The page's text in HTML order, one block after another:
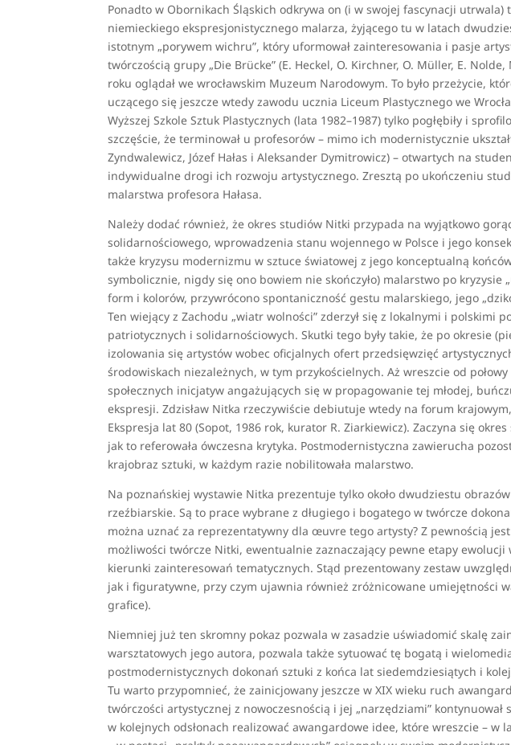
Ponadto w Obornikach Śląskich odkrywa on (i w swojej fascynacji
niemieckiego ekspresjonistycznego malarza, żyjącego tu w latach
istotnym „porywem wichru”, który uformował zainteresowania i pasje
twórczością grupy „Die Brücke” (E. Heckel, O. Kirchner, O. Müller, E.
roku oglądał we wrocławskim Muzeum Narodowym. To było przeżycie,
uczącego się jeszcze wtedy zawodu ucznia Liceum Plastycznego we
Wyższej Szkole Sztuk Plastycznych (lata 1982–1987) tylko pogłębiły i
szczęście, że terminował u profesorów – mimo ich modernistycznie
Zyndwalewicz, Józef Hałas i Aleksander Dymitrowicz) – otwartych na
indywidualne drogi ich rozwoju artystycznego. Zresztą po ukończeniu
malarstwa profesora Hałasa.
Należy dodać również, że okres studiów Nitki przypada na wyjątkowo
solidarnościowego, wprowadzenia stanu wojennego w Polsce i jego
także kryzysu modernizmu w sztuce światowej z jego konceptualną
symbolicznie, nigdy się ono bowiem nie skończyło) malarstwo po kryzysie
form i kolorów, przywrócono spontaniczność gestu malarskiego, jego
Ten wiejący z Zachodu „wiatr wolności” zderzył się z lokalnymi i polskimi
patriotycznych i solidarnościowych. Skutki tego były takie, że po okresie
izolowania się artystów wobec oficjalnych ofert przedsięwzięć
środowiskach niezależnych, w tym przykościelnych. Aż wreszcie od
społecznych inicjatyw angażujących się w propagowanie tej młodej,
ekspresji. Zdzisław Nitka rzeczywiście debiutuje wtedy na forum
Ekspresja lat 80 (Sopot, 1986 rok, kurator R. Ziarkiewicz). Zaczyna się
jak to referowała ówczesna krytyka. Postmodernistyczna zawierucha
krajobraz sztuki, w każdym razie nobilitowała malarstwo.
Na poznańskiej wystawie Nitka prezentuje tylko około dwudziestu
rzeźbiarskie. Są to prace wybrane z długiego i bogatego w twórcze
można uznać za reprezentatywny dla œuvre tego artysty? Z pewnością
możliwości twórcze Nitki, ewentualnie zaznaczający pewne etapy
kierunki zainteresowań tematycznych. Stąd prezentowany zestaw
jak i figuratywne, przy czym ujawnia również zróżnicowane umiejętności
grafice).
Niemniej już ten skromny pokaz pozwala w zasadzie uświadomić skalę
warsztatowych jego autora, pozwala także sytuować tę bogatą i
postmodernistycznych dokonań sztuki z końca lat siedemdziesiątych i
Tu warto przypomnieć, że zainicjowany jeszcze w XIX wieku ruch
twórczości artystycznej z nowoczesnością i jej „narzędziami”
w kolejnych odsłonach realizować awangardowe idee, które wreszcie – w